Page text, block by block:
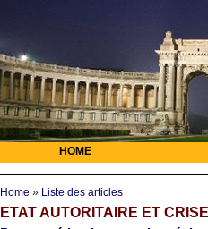
HOME
Home » Liste des articles
ETAT AUTORITAIRE ET